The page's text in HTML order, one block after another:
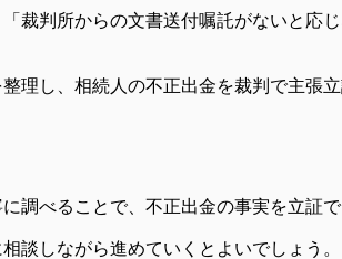
裁判所からの文書送付嘱託がないと応
理し、相続人の不正出金を裁判で主張
調べることで、不正出金の事実を立証で
談しながら進めていくとよいでしょう。